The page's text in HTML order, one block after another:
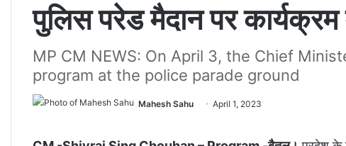
पुलिस परेड मैदान पर कार्यक्रम
MP CM NEWS: On April 3, the Chief
program at the police parade ground
Mahesh Sahu April 1, 2023